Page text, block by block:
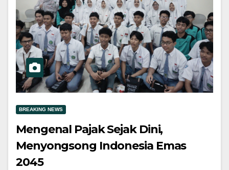
BREAKING NEWS
Mengenal Pajak Sejak Dini,
Menyongsong Indonesia Emas
2045